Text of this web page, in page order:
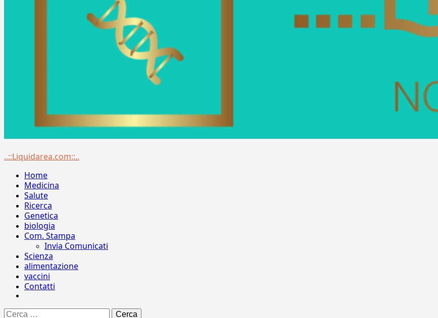
Menu
..::Liquidarea.com::..
Home
Medicina
Salute
Ricerca
Genetica
biologia
Com. Stampa
Invia Comunicati
Scienza
alimentazione
vaccini
Contatti
Ricerca